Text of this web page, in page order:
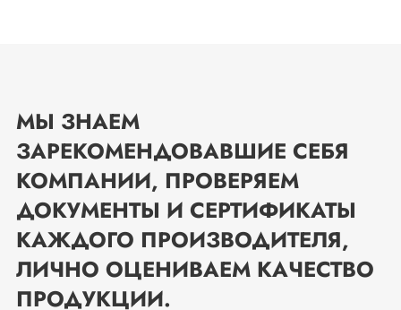
МЫ ЗНАЕМ
ЗАРЕКОМЕНДОВАВШИЕ СЕБЯ
КОМПАНИИ, ПРОВЕРЯЕМ
ДОКУМЕНТЫ И СЕРТИФИКАТЫ
КАЖДОГО ПРОИЗВОДИТЕЛЯ,
ЛИЧНО ОЦЕНИВАЕМ КАЧЕСТВО
ПРОДУКЦИИ.